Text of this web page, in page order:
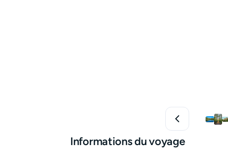
Informations du voyage